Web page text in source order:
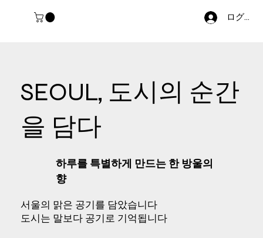
ログイン
SEOUL, 도시의 순간
을 담다
하루를 특별하게 만드는 한 방울의
향
서울의 맑은 공기를 담았습니다
도시는 말보다 공기로 기억됩니다